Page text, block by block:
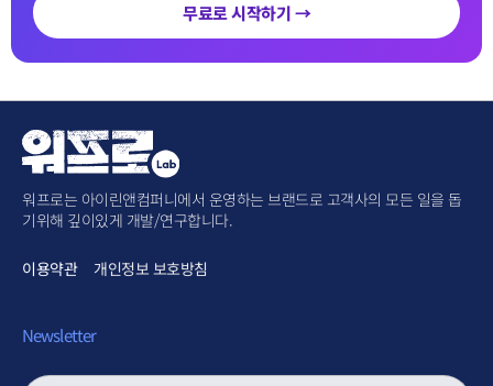
무료로 시작하기 →
워프로는 아이린앤컴퍼니에서 운영하는 브랜드로 고객사의 모든 일을 돕
기위해 깊이있게 개발/연구합니다.
이용약관 개인정보 보호방침
Newsletter